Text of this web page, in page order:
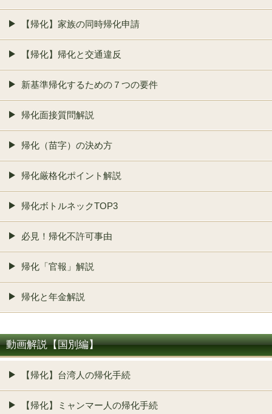
【帰化】家族の同時帰化申請
【帰化】帰化と交通違反
新基準帰化するための７つの要件
帰化面接質問解説
帰化（苗字）の決め方
帰化厳格化ポイント解説
帰化ボトルネックTOP3
必見！帰化不許可事由
帰化「官報」解説
帰化と年金解説
動画解説【国別編】
【帰化】台湾人の帰化手続
【帰化】ミャンマー人の帰化手続